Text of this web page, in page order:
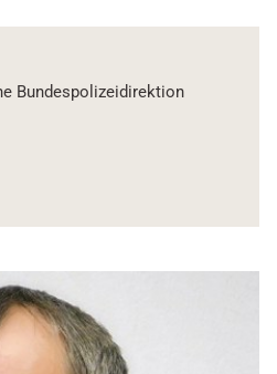
Bundespolizeidirektion